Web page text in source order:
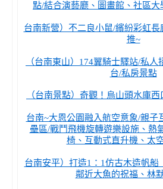
點/結合演藝廳、圖畫館、社區大
台南新營）不二良小鼠/繽紛彩虹
推~
（台南東山）174翼騎士驛站/私
台/私房景點
（台南景點）奇觀！烏山頭水庫
台南~大恩公園融入航空意象/親子
壘區/戰鬥飛機旋轉遊樂設施、熱
椅、互動式直升機、太
台南安平）打造1：1仿古木造帆船
鄰近大魚的祝福、林